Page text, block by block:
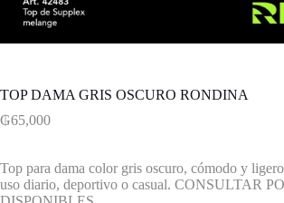
TOP DAMA GRIS OSCURO RONDINA
₲65,000
Top para dama color gris oscuro, cómodo y
uso diario, deportivo o casual. CONSULTAR